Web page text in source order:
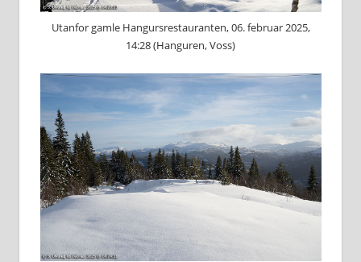
Utanfor gamle Hangursrestauranten, 06. februar 2025,
14:28 (Hanguren, Voss)